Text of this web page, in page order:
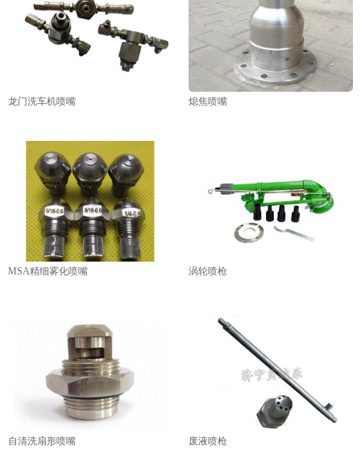
龙门洗车机喷嘴 熄焦喷嘴
MSA精细雾化喷嘴 涡轮喷枪
自清洗扇形喷嘴 废液喷枪